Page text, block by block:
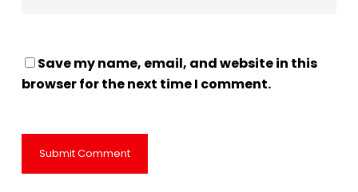
Save my name, email, and website in this
browser for the next time I comment.